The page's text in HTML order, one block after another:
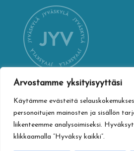
Arvostamme yksityisyyttäsi
Käytämme evästeitä
personoitujen mainosten ja sisällön
liikenteemme analysoimiseksi.
klikkaamalla ”Hyväksy kaikki”.
YHTEYSTIEDOT
Jyväskylän kaupungin
Vapaudenkatu 32
40100 Jyväskylä